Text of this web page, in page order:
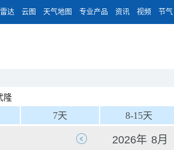
雷达 云图 天气地图 专业产品 资讯 视频 节气
隆
7天 8-15天